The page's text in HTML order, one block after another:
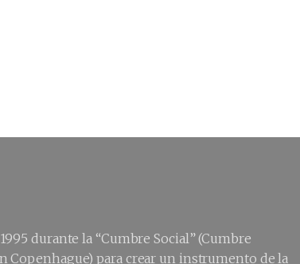
durante la “Cumbre Social” (Cumbre
Copenhague) para crear un instrumento de la